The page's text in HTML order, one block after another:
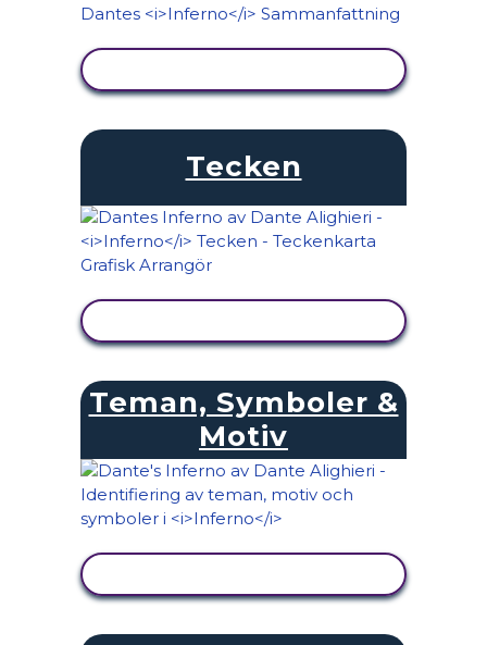
Tecken
Teman, Symboler &
Motiv